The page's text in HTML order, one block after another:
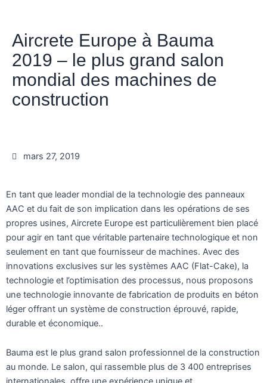
Aircrete Europe à Bauma
2019 – le plus grand salon
mondial des machines de
construction
mars 27, 2019
En tant que leader mondial de la technologie des panneaux
AAC et du fait de son implication dans les opérations de ses
propres usines, Aircrete Europe est particulièrement bien placé
pour agir en tant que véritable partenaire technologique et non
seulement en tant que fournisseur de machines. Avec des
innovations exclusives sur les systèmes AAC (Flat-Cake), la
technologie et l’optimisation des processus, nous proposons
une technologie innovante de fabrication de produits en béton
léger offrant un système de construction éprouvé, rapide,
durable et économique..
Bauma est le plus grand salon professionnel de la construction
au monde. Le salon, qui rassemble plus de 3 400 entreprises